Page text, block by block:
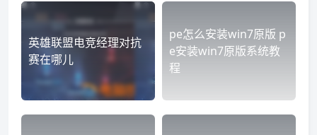
英雄联盟电竞经理对抗
赛在哪儿
pe怎么安装win7原版 p
e安装win7原版系统教
程